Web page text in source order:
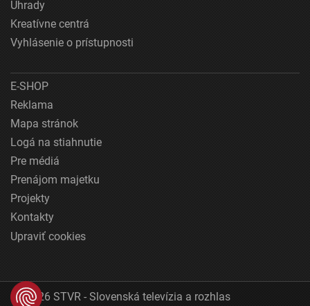
Úhrady
Kreatívne centrá
Vyhlásenie o prístupnosti
E-SHOP
Reklama
Mapa stránok
Logá na stiahnutie
Pre médiá
Prenájom majetku
Projekty
Kontakty
Upraviť cookies
© 2026 STVR - Slovenská televízia a rozhlas